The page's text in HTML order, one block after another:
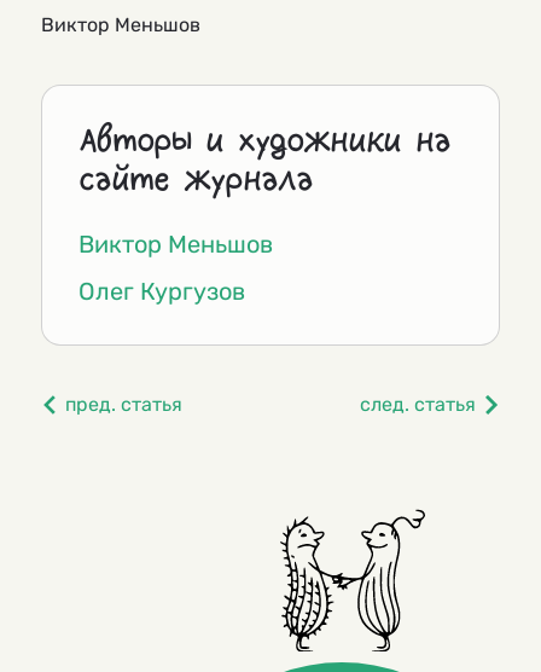
Виктор Меньшов
Авторы и художники на
сайте журнала
Виктор Меньшов
Олег Кургузов
пред. статья след. статья